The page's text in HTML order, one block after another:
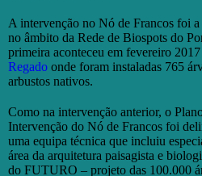
A intervenção no Nó de Francos foi a
no âmbito da Rede de Biospots do
primeira aconteceu em fevereiro
Regado onde foram instaladas 765
arbustos nativos.
Como na intervenção anterior, o
Intervenção do Nó de Francos foi
uma equipa técnica que incluiu
área da arquitetura paisagista e
do FUTURO – projeto das 100.000